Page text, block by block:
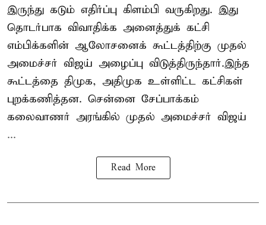
இருந்து கடும் எதிர்ப்பு கிளம்பி வருகிறது. இது
தொடர்பாக விவாதிக்க அனைத்துக் கட்சி
எம்பிக்களின் ஆலோசனைக் கூட்டத்திற்கு முதல்
அமைச்சர் விஜய் அழைப்பு விடுத்திருந்தார்.இந்த
கூட்டத்தை திமுக, அதிமுக உள்ளிட்ட கட்சிகள்
புறக்கணித்தன. சென்னை சேப்பாக்கம்
கலைவாணர் அரங்கில் முதல் அமைச்சர் விஜய்
...
Read More